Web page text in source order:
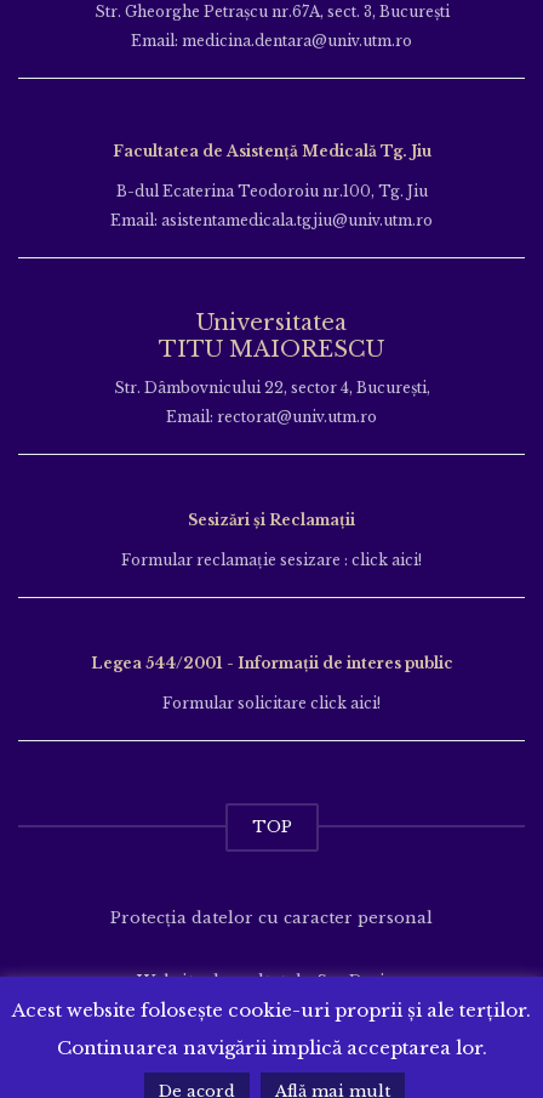
Str. Gheorghe Petraşcu nr.67A, sect. 3, Bucureşti
Email: medicina.dentara@univ.utm.ro
Facultatea de Asistență Medicală Tg. Jiu
B-dul Ecaterina Teodoroiu nr.100, Tg. Jiu
Email: asistentamedicala.tgjiu@univ.utm.ro
Universitatea
TITU MAIORESCU
Str. Dâmbovnicului 22, sector 4, București,
Email: rectorat@univ.utm.ro
Sesizări și Reclamații
Formular reclamație sesizare : click aici!
Legea 544/2001 - Informații de interes public
Formular solicitare click aici!
TOP
Protecția datelor cu caracter personal
Website dezvoltat deSenDesign
Acest website folosește cookie-uri proprii și ale terților.
Continuarea navigării implică acceptarea lor.
De acord Află mai mult